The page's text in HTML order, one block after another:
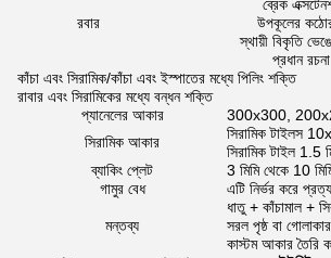
রবার
ব্রেক
উপকূলের
স্থায়ী বিকৃতি
প্রধান রচনা
কাঁচা এবং সিরামিক/কাঁচা এবং ইস্পাতের মধ্যে পিলিং শক্তি
রাবার এবং সিরামিকের মধ্যে বন্ধন শক্তি
প্যানেলের আকার
300x300,
সিরামিক আকার
সিরামিক টাইলস
সিরামিক টাইল 1.5
ব্যাকিং প্লেট
3 মিমি থেকে 10
গামুর বেধ
এটি নির্ভর করে
মন্তব্য
ধাতু + কাঁচামাল +
সরল পৃষ্ঠ বা
কাস্টম আকার তৈরি